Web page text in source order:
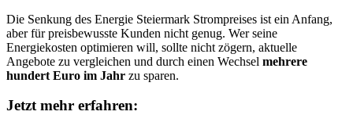
Die Senkung des Energie Steiermark Strompreises ist ein Anfang,
aber für preisbewusste Kunden nicht genug. Wer seine
Energiekosten optimieren will, sollte nicht zögern, aktuelle
Angebote zu vergleichen und durch einen Wechsel mehrere
hundert Euro im Jahr zu sparen.
Jetzt mehr erfahren: